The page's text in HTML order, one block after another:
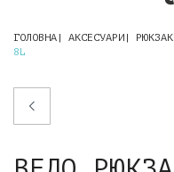
ГОЛОВНА АКСЕСУАРИ
8L